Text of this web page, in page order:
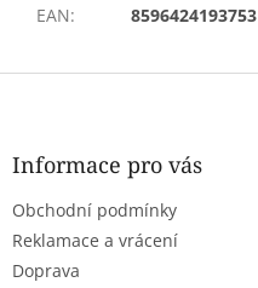
EAN: 8596424193753
Z
Informace pro vás
Obchodní podmínky
Reklamace a vrácení
Doprava